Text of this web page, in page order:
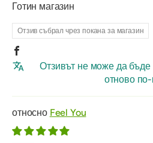
Готин магазин
Отзив събрал чрез покана за магазин
Отзивът не може да
отново
Feel You